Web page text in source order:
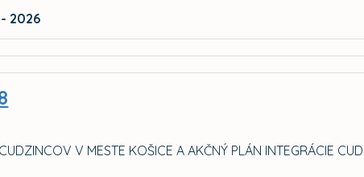
2026
V MESTE KOŠICE A AKČNÝ PLÁN INTEGRÁCIE